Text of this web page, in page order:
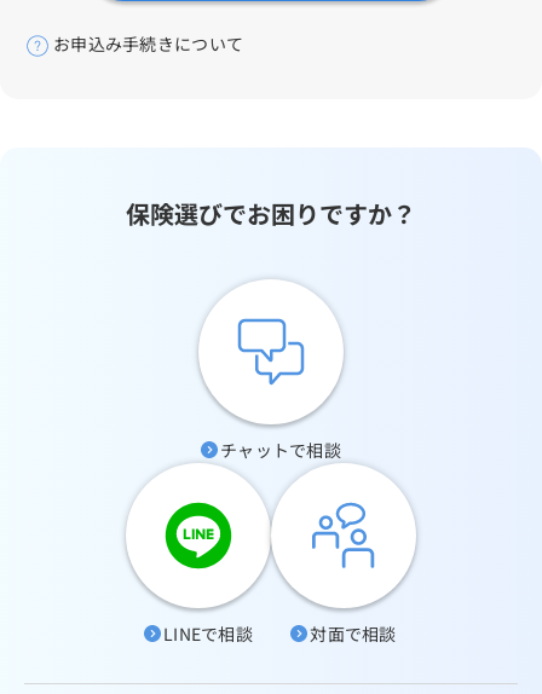
お申込み手続きについて
保険選びでお困りですか？
チャットで相談
LINEで相談 対面で相談